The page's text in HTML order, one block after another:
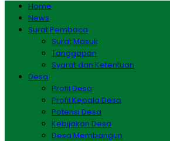
Home
News
Surat Pembaca
Surat Masuk
Tanggapan
Syarat dan Ketentuan
Desa
Profil Desa
Profil Kepala Desa
Potensi Desa
Kebijakan Desa
Desa Membangun